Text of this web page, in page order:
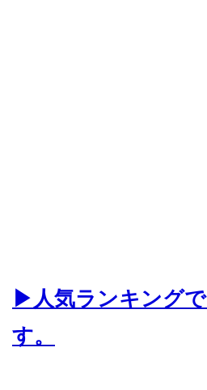
▶人気ランキング
す。